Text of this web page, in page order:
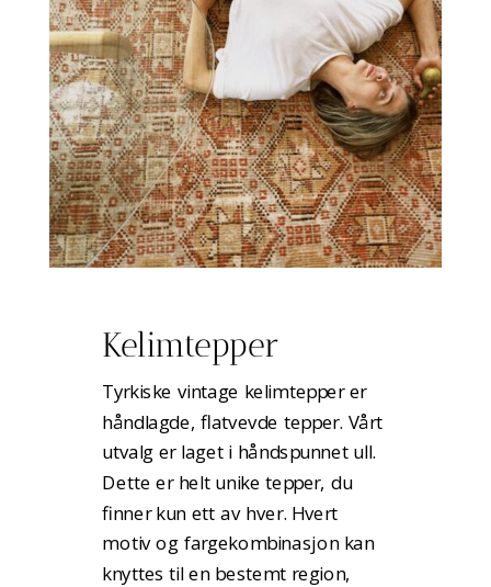
Kelimtepper
Tyrkiske vintage kelimtepper er
håndlagde, flatvevde tepper. Vårt
utvalg er laget i håndspunnet ull.
Dette er helt unike tepper, du
finner kun ett av hver. Hvert
motiv og fargekombinasjon kan
knyttes til en bestemt region,